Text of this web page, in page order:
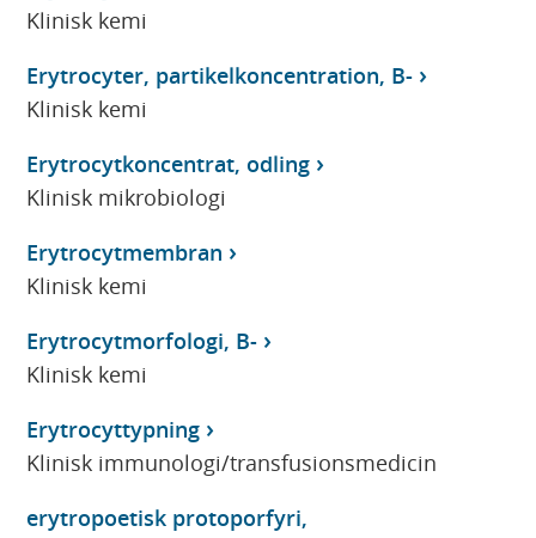
Klinisk kemi
Erytrocyter, partikelkoncentration, B-
Klinisk kemi
Erytrocytkoncentrat, odling
Klinisk mikrobiologi
Erytrocytmembran
Klinisk kemi
Erytrocytmorfologi, B-
Klinisk kemi
Erytrocyttypning
Klinisk immunologi/transfusionsmedicin
erytropoetisk protoporfyri,